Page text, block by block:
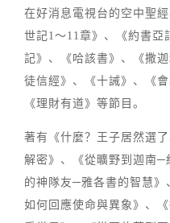
在好消息電視台的空中聖
世記1～11章》、《約書亞
記》、《哈該書》、《撒
徒信經》、《十誡》、《
《理財有道》等節目。
著有《什麼？王子居然選
解密》、《從曠野到迦南─
的神隊友─雅各書的智慧
如何回應使命與異象》、